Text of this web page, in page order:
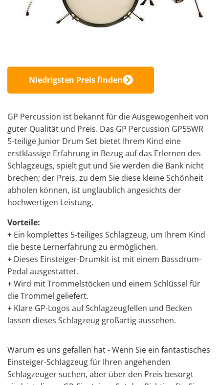
Niedrigsten Preis finden
GP Percussion ist bekannt für die Ausgewogenheit von
guter Qualität und Preis. Das GP Percussion GP55WR
5-teilige Junior Drum Set bietet Ihrem Kind eine
erstklassige Erfahrung in Bezug auf das Erlernen des
Schlagzeugs, spielt gut und Sie werden die Bank nicht
brechen; der Preis, zu dem Sie diese kleine Schönheit
abholen können, ist unglaublich angesichts der
hochwertigen Leistung.
Vorteile:
+ Ein komplettes 5-teiliges Schlagzeug, um Ihrem Kind
die beste Lernerfahrung zu ermöglichen.
+ Dieses Einsteiger-Drumkit ist mit einem Bassdrum-
Pedal ausgestattet.
+ Wird mit Trommelstöcken und einem Schlüssel für
die Trommel geliefert.
+ Klare GP-Logos auf Schlagzeugfellen und Becken
lassen dieses Schlagzeug großartig aussehen.
Warum es uns gefallen hat - Wenn Sie ein fantastisches
Einsteiger-Schlagzeug für Ihren angehenden
Schlagzeuger suchen, aber über den Preis besorgt